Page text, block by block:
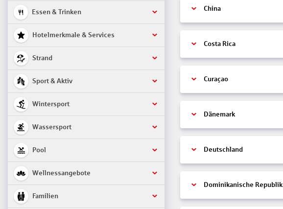
Essen & Trinken
Hotelmerkmale & Services
Strand
Sport & Aktiv
Wintersport
Wassersport
Pool
Wellnessangebote
Familien
China
Costa Rica
Curaçao
Dänemark
Deutschland
Dominikanische Republik